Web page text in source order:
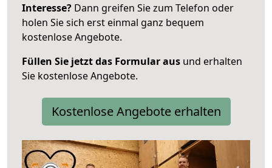
Interesse? Dann greifen Sie zum Telefon oder
holen Sie sich erst einmal ganz bequem
kostenlose Angebote.
Füllen Sie jetzt das Formular aus und erhalten
Sie kostenlose Angebote.
Kostenlose Angebote erhalten